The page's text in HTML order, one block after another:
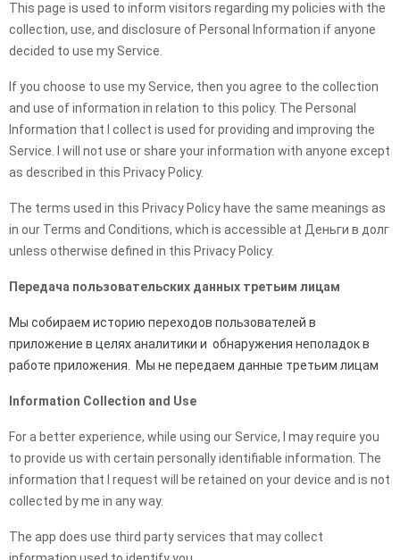
This page is used to inform visitors regarding my policies with the
collection, use, and disclosure of Personal Information if anyone
decided to use my Service.
If you choose to use my Service, then you agree to the collection
and use of information in relation to this policy. The Personal
Information that I collect is used for providing and improving the
Service. I will not use or share your information with anyone except
as described in this Privacy Policy.
The terms used in this Privacy Policy have the same meanings as
in our Terms and Conditions, which is accessible at Деньги в долг
unless otherwise defined in this Privacy Policy.
Передача пользовательских данных третьим лицам
Мы собираем историю переходов пользователей в
приложение в целях аналитики и обнаружения неполадок в
работе приложения. Мы не передаем данные третьим лицам
Information Collection and Use
For a better experience, while using our Service, I may require you
to provide us with certain personally identifiable information. The
information that I request will be retained on your device and is not
collected by me in any way.
The app does use third party services that may collect